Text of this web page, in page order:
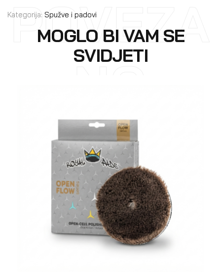
Kategorija: Spužve i padovi
MOGLO BI VAM SE
SVIDJETI
POVEZA
NO